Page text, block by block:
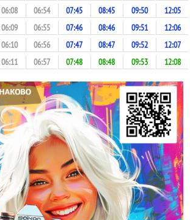
06:08 06:54 07:45 08:45 09:50 12:05
06:09 06:55 07:46 08:46 09:51 12:06
06:10 06:56 07:47 08:47 09:52 12:07
06:11 06:57 07:48 08:48 09:53 12:08